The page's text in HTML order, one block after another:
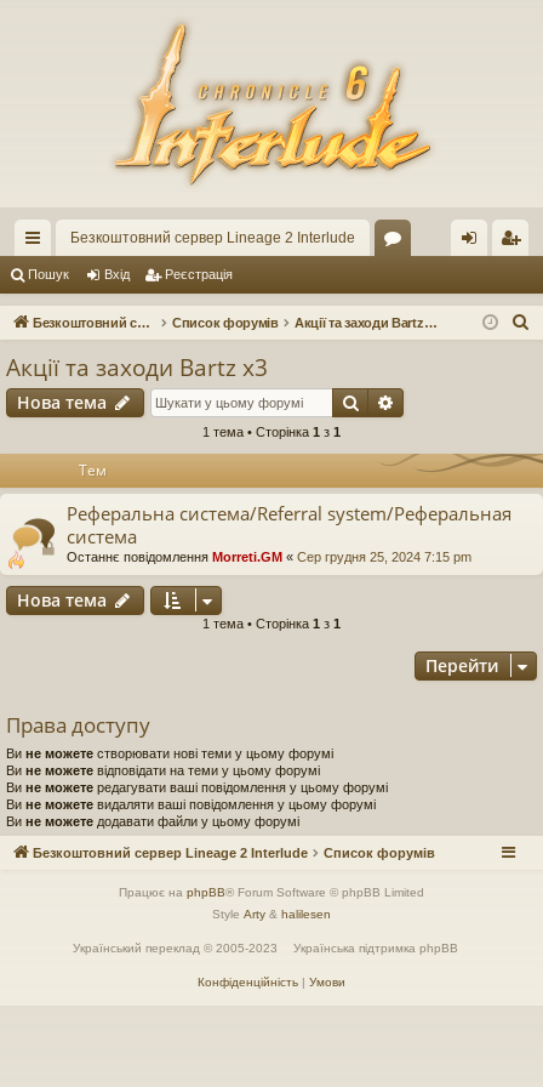
ви
дк
ст
уп
Безкоштовний сервер Lineage 2 Interlude
ум д ст
Пошук Вхід Реєстрація
Безкоштовний сервер Lineage 2 Interlude Список форумів Акції та заходи Bartz x3
Акції та заходи Bartz x3
Нова тема Пошук
1 тема • Сторінка 1 з 1
Тем
Реферальна система/Referral system/Реферальная
система
Останнє повідомлення Morreti.GM « Сер грудня 25, 2024 7:15 pm
Нова тема
1 тема • Сторінка 1 з 1
Перейти
Права доступу
Ви не можете створювати нові теми у цьому форумі
Ви не можете відповідати на теми у цьому форумі
Ви не можете редагувати ваші повідомлення у цьому форумі
Ви не можете видаляти ваші повідомлення у цьому форумі
Ви не можете додавати файли у цьому форумі
Безкоштовний сервер Lineage 2 Interlude Список форумів
Працює на phpBB® Forum Software © phpBB Limited
Style Arty & halilesen
Український переклад © 2005-2023 Українська підтримка phpBB
Конфіденційність | Умови